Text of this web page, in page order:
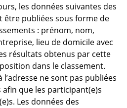
les données suivantes des
être publiées sous forme de
: prénom, nom,
lieu de domicile avec
résultats obtenus par cette
dans le classement.
l’adresse ne sont pas publiées
que les participant(e)s
Les données des